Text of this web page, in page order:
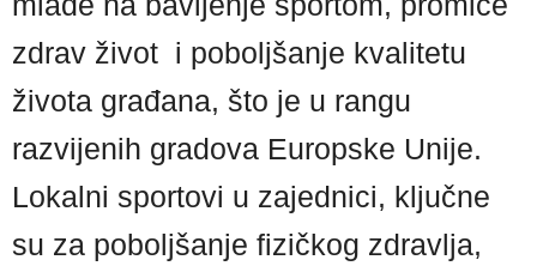
zdrav život i poboljšanje kvalitetu
života građana, što je u rangu
razvijenih gradova Europske Unije.
Lokalni sportovi u zajednici, ključne
su za poboljšanje fizičkog zdravlja,